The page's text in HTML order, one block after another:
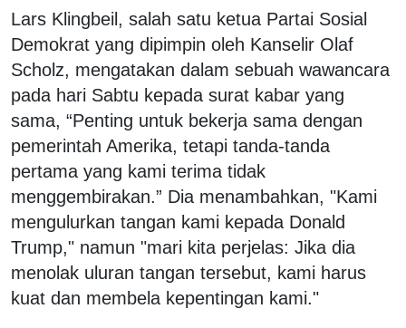
Lars Klingbeil, salah satu ketua Partai Sosial
Demokrat yang dipimpin oleh Kanselir Olaf
Scholz, mengatakan dalam sebuah wawancara
pada hari Sabtu kepada surat kabar yang
sama, “Penting untuk bekerja sama dengan
pemerintah Amerika, tetapi tanda-tanda
pertama yang kami terima tidak
menggembirakan.” Dia menambahkan, "Kami
mengulurkan tangan kami kepada Donald
Trump," namun "mari kita perjelas: Jika dia
menolak uluran tangan tersebut, kami harus
kuat dan membela kepentingan kami."